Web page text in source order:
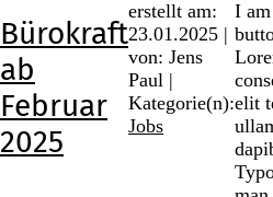
Bürokraft
ab
Februar
2025
erstellt am:
23.01.2025 |
von: Jens
Paul |
Kategorie(n):
Jobs
I
elit